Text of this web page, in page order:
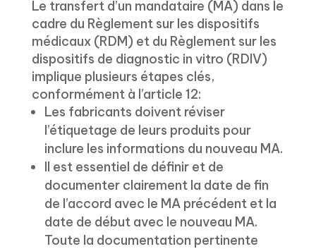
Le transfert d’un mandataire (MA) dans le
cadre du Règlement sur les dispositifs
médicaux (RDM) et du Règlement sur les
dispositifs de diagnostic in vitro (RDIV)
implique plusieurs étapes clés,
conformément à l’article 12:
Les fabricants doivent réviser
l’étiquetage de leurs produits pour
inclure les informations du nouveau MA.
Il est essentiel de définir et de
documenter clairement la date de fin
de l’accord avec le MA précédent et la
date de début avec le nouveau MA.
Toute la documentation pertinente